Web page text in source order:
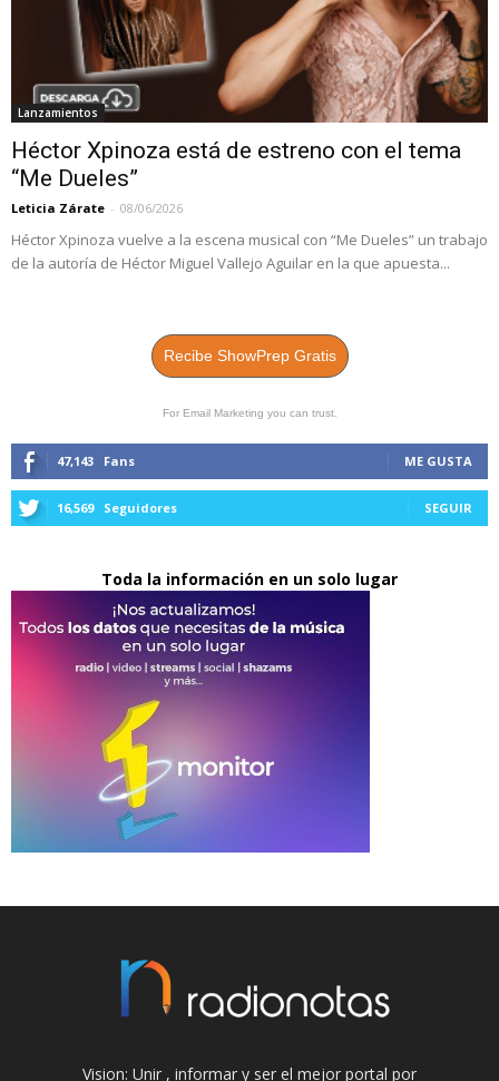
Lanzamientos
Héctor Xpinoza está de estreno con el tema
“Me Dueles”
Leticia Zárate - 08/06/2026
Héctor Xpinoza vuelve a la escena musical con “Me Dueles” un trabajo
de la autoría de Héctor Miguel Vallejo Aguilar en la que apuesta...
Recibe ShowPrep Gratis
For Email Marketing you can trust.
47,143 Fans ME GUSTA
16,569 Seguidores SEGUIR
Toda la información en un solo lugar
Vision: Unir , informar y ser el mejor portal por